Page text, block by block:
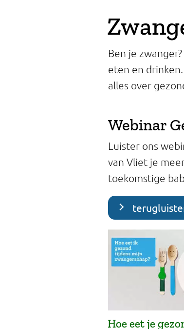
Onderwijs
Eetomgevingen
Webshop
Over ons
Ben je
eten en
alles over
Webinar
Luister ons
van Vliet je
toekomstige
Hoe eet je